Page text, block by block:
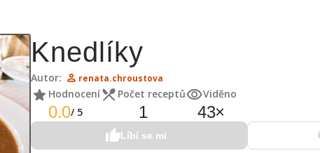
Knedlíky
Autor: renata.chroustova
Hodnocení
0.0/ 5
Počet receptů
1
Viděno
43×
Líbí se mi